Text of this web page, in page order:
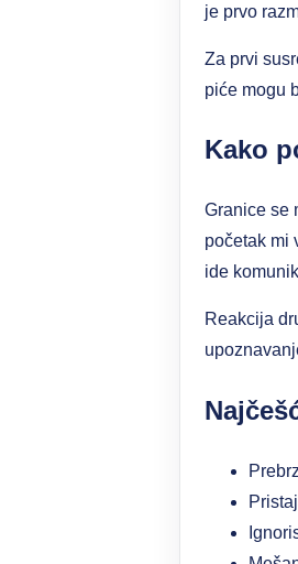
je prvo
Za prvi
piće mogu
Kako
Granice se
početak mi
ide
Reakcija